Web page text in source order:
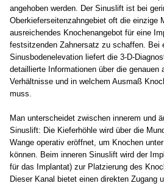
angehoben werden. Der Sinuslift ist bei
Oberkieferseitenzahngebiet oft die einzige
ausreichendes Knochenangebot für eine
festsitzenden Zahnersatz zu schaffen. Bei
Sinusbodenelevation liefert die 3-D-
detaillierte Informationen über die genauen
Verhältnisse und in welchem Ausmaß
muss.
Man unterscheidet zwischen innerem und
Sinuslift: Die Kieferhöhle wird über die
Wange operativ eröffnet, um Knochen
können. Beim inneren Sinuslift wird der
für das Implantat) zur Platzierung des
Dieser Kanal bietet einen direkten Zugang